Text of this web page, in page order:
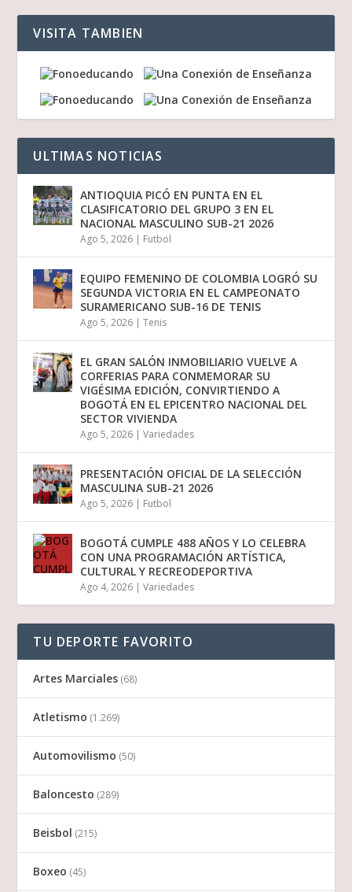
VISITA TAMBIEN
ULTIMAS NOTICIAS
ANTIOQUIA PICÓ EN PUNTA EN EL
CLASIFICATORIO DEL GRUPO 3 EN EL
NACIONAL MASCULINO SUB-21 2026
Ago 5, 2026 | Futbol
EQUIPO FEMENINO DE COLOMBIA LOGRÓ SU
SEGUNDA VICTORIA EN EL CAMPEONATO
SURAMERICANO SUB-16 DE TENIS
Ago 5, 2026 |Tenis
EL GRAN SALÓN INMOBILIARIO VUELVE A
CORFERIAS PARA CONMEMORAR SU
VIGÉSIMA EDICIÓN, CONVIRTIENDO A
BOGOTÁ EN EL EPICENTRO NACIONAL DEL
SECTOR VIVIENDA
Ago 5, 2026 |Variedades
PRESENTACIÓN OFICIAL DE LA SELECCIÓN
MASCULINA SUB-21 2026
Ago 5, 2026 | Futbol
BOGOTÁ CUMPLE 488 AÑOS Y LO CELEBRA
CON UNA PROGRAMACIÓN ARTÍSTICA,
CULTURAL Y RECREODEPORTIVA
Ago 4, 2026 |Variedades
TU DEPORTE FAVORITO
Artes Marciales (68)
Atletismo (1.269)
Automovilismo (50)
Baloncesto (289)
Beisbol (215)
Boxeo (45)